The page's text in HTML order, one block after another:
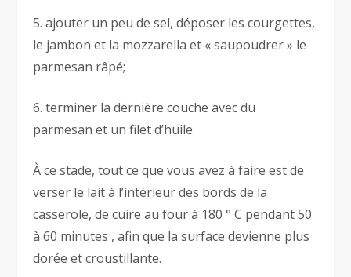
5. ajouter un peu de sel, déposer les courgettes,
le jambon et la mozzarella et « saupoudrer » le
parmesan râpé;
6. terminer la dernière couche avec du
parmesan et un filet d’huile.
À ce stade, tout ce que vous avez à faire est de
verser le lait à l’intérieur des bords de la
casserole, de cuire au four à 180 ° C pendant 50
à 60 minutes , afin que la surface devienne plus
dorée et croustillante.